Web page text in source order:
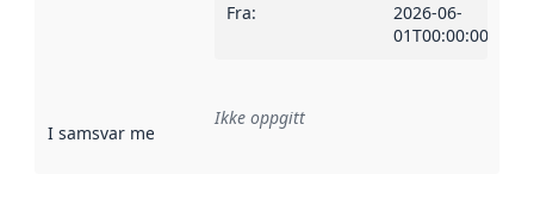
Fra:
2026-06-
01T00:00:00Z
I samsvar med Referanse til en implementasjonsregel
Ikke oppgitt